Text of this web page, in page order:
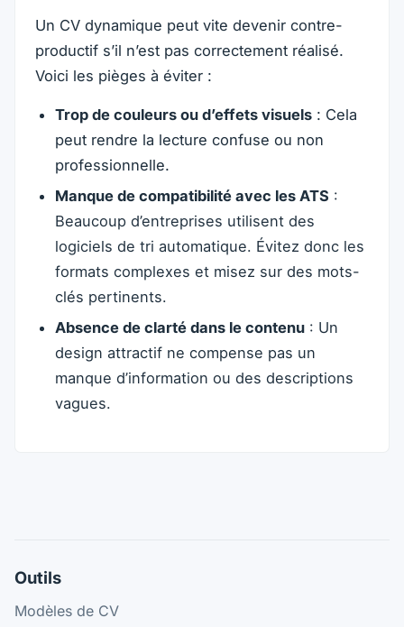
Un CV dynamique peut vite devenir contre-
productif s’il n’est pas correctement réalisé.
Voici les pièges à éviter :
Trop de couleurs ou d’effets visuels: Cela
peut rendre la lecture confuse ou non
professionnelle.
Manque de compatibilité avec les ATS :
Beaucoup d’entreprises utilisent des
logiciels de tri automatique. Évitez donc les
formats complexes et misez sur des mots-
clés pertinents.
Absence de clarté dans le contenu: Un
design attractif ne compense pas un
manque d’information ou des descriptions
vagues.
Outils
Modèles de CV